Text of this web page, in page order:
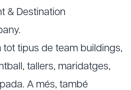
& Destination
tot tipus de team buildings,
tallers, maridatges,
A més, també